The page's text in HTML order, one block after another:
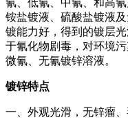
铵盐镀液、硫酸盐镀液
镀能力好，得到的镀层
于氰化物剧毒，对环境
微氰、无氰镀锌溶液。
镀锌特点
一、外观光滑，无锌瘤、